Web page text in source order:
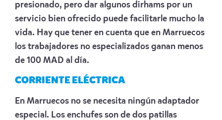
presionado, pero dar algunos dirhams por un
servicio bien ofrecido puede facilitarle mucho la
vida. Hay que tener en cuenta que en Marruecos
los trabajadores no especializados ganan menos
de 100 MAD al día.
CORRIENTE ELÉCTRICA
En Marruecos no se necesita ningún adaptador
especial. Los enchufes son de dos patillas